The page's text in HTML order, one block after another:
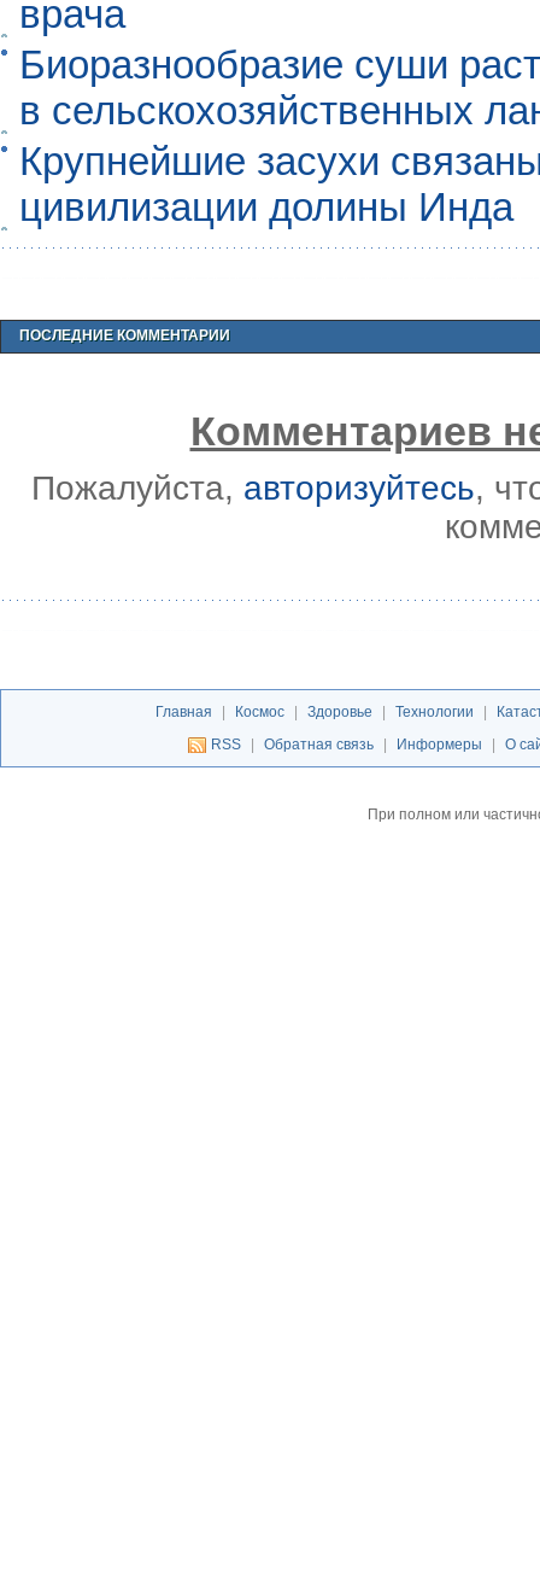
врача
Биоразнообразие суши
в сельскохозяйственных
Крупнейшие засухи
цивилизации долины Инда
ПОСЛЕДНИЕ КОММЕНТАРИИ
Комментариев
Пожалуйста, авторизуйтесь,
Главная Космос Здоровье Технологии
RSS
Обратная связь Информеры О
При полном или